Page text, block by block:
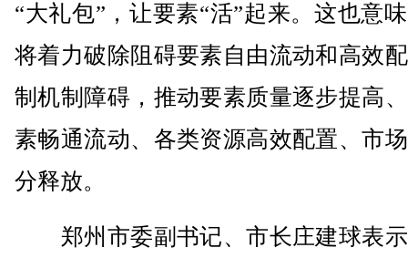
“大礼包”，让要素“活”起来。这也意
将着力破除阻碍要素自由流动和高效
制机制障碍，推动要素质量逐步提高
素畅通流动、各类资源高效配置、市
分释放。
郑州市委副书记、市长庄建球表